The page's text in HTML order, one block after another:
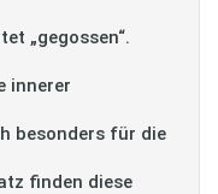
„gegossen“.
innerer
besonders für die
finden diese